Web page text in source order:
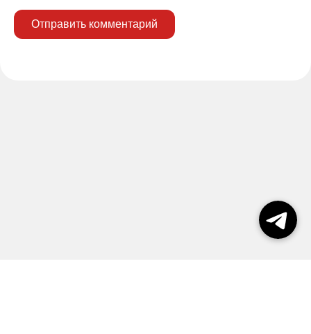
Отправить комментарий